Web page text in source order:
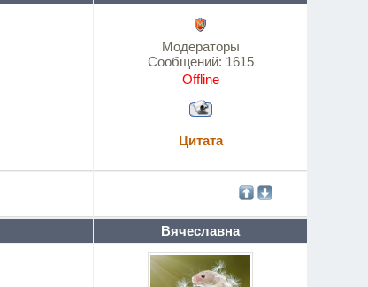
Модераторы
Сообщений: 1615
Offline
Цитата
Вячеславна